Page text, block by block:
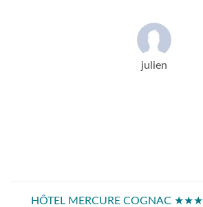
julien
HÔTEL MERCURE COGNAC ★★★